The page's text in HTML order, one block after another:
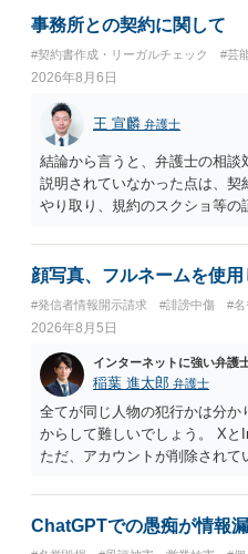
事務所との契約に関して
#契約書作成・リーガルチェック #芸
2026年8月6日
王 宣麟 弁護士
結論から言うと、弁護士の相談
説明されていなかった点は、
やり取り、規約のスクショ等
顔写真、フルネームを使
#発信者情報開示請求 #誹謗中傷 #名
2026年8月5日
インターネットに強い弁護
稲葉 進太郎 弁護士
全てが同じ人物の犯行かは分
からして難しいでしょう。 Xと
ただ、アカウントが削除され
相手に全ての弁護士費用を負
せることができるでしょう。
ChatGPTでの愚痴が情報